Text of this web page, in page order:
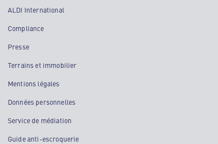
ALDI International
Compliance
Presse
Terrains et immobilier
Mentions légales
Données personnelles
Service de médiation
Guide anti-escroquerie